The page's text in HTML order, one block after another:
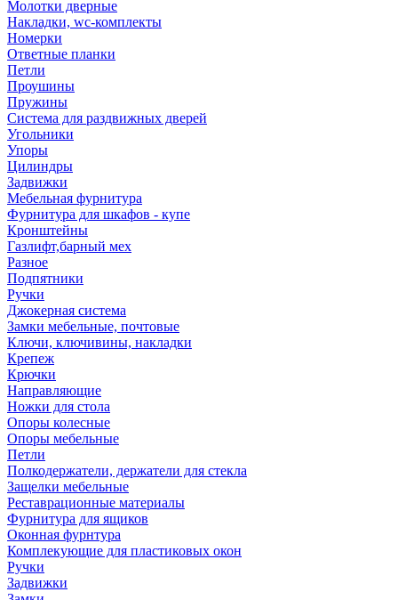
Молотки дверные
Накладки, wc-комплекты
Номерки
Ответные планки
Петли
Проушины
Пружины
Система для раздвижных дверей
Угольники
Упоры
Цилиндры
Задвижки
Мебельная фурнитура
Фурнитура для шкафов - купе
Кронштейны
Газлифт,барный мех
Разное
Подпятники
Ручки
Джокерная система
Замки мебельные, почтовые
Ключи, ключивины, накладки
Крепеж
Крючки
Направляющие
Ножки для стола
Опоры колесные
Опоры мебельные
Петли
Полкодержатели, держатели для стекла
Защелки мебельные
Реставрационные материалы
Фурнитура для ящиков
Оконная фурнтура
Комплекующие для пластиковых окон
Ручки
Задвижки